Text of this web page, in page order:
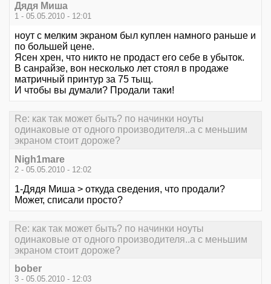
Дядя Миша
1 - 05.05.2010 - 12:01
ноут с мелким экраном был куплен намного раньше и
по большей цене.
Ясен хрен, что никто не продаст его себе в убыток.
В санрайзе, вон несколько лет стоял в продаже
матричный принтур за 75 тыщ.
И чтобы вы думали? Продали таки!
Re: как так может быть? по начинки ноуты
одинаковые от одного производителя..а с меньшим
экраном стоит дороже?
Nigh1mare
2 - 05.05.2010 - 12:02
1-Дядя Миша > откуда сведения, что продали?
Может, списали просто?
Re: как так может быть? по начинки ноуты
одинаковые от одного производителя..а с меньшим
экраном стоит дороже?
bober
3 - 05.05.2010 - 12:03